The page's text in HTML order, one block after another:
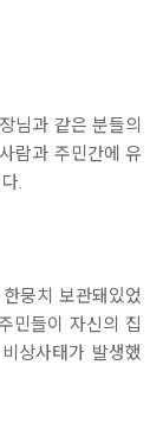
님과 같은 분들의
람과 주민간에 유
.
뭉치 보관돼있었
민들이 자신의 집
상사태가 발생했